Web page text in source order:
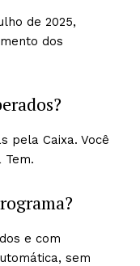
de 2025,
dos
pela Caixa. Você
Tem.
e com
sem